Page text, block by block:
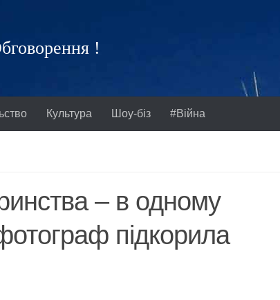
!
Культура Шоу-біз #Війна
– в одному
підкорила